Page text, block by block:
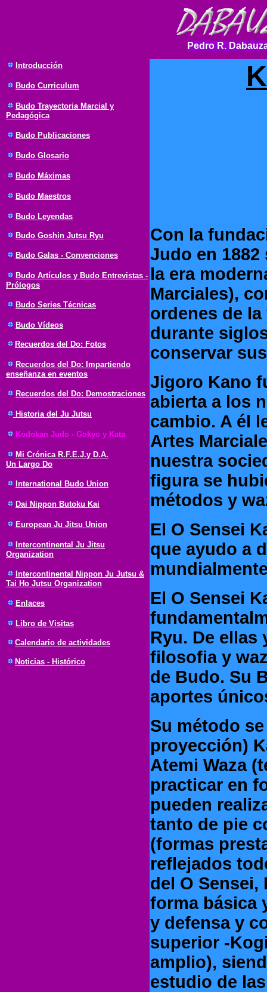
Pedro R.
Introducción
Budo Curriculum
Budo Trayectoria Marcial y
Pedagógica
Budo Publicaciones
Budo Glosario
Budo Máximas
Budo Maestros
Budo Leyendas
Budo Goshin Jutsu Ryu
Budo Galas - Convenciones
Budo Artículos y Budo Entrevistas -
Prólogos
Budo Series Técnicas
Budo Vídeos
Recuerdos del Do: Fotos
Recuerdos del Do: Impartiendo
enseñanza en eventos
Recuerdos del Do: Demostraciones
Historia del Ju Jutsu
Kodokan Judo - Gokyo y Kata
Mi Crónica R.F.E.J.y D.A.
Un Largo Do
International Budo Union
Dai Nippon Butoku Kai
European Ju Jitsu Union
Intercontinental Ju Jitsu
Organization
Intercontinental Nippon Ju Jutsu &
Tai Ho Jutsu Organization
Enlaces
Libro de Visitas
Calendario de actividades
Noticias - Histórico
Con la
Judo en 1882
la era
Marciales),
ordenes de
durante
conservar
Jigoro Kano
abierta a los
cambio. A él
Artes
nuestra
figura se
métodos y
El O Sensei
que ayudo a
El O Sensei
Ryu. De ellas
filosofia y
de Budo. Su
aportes
Su método
proyección)
Atemi Waza
practicar en
pueden
tanto de pie
(formas
reflejados
del O
forma básica
y defensa y
superior -
amplio),
estudio de